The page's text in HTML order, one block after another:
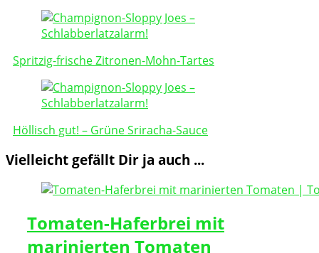
Post
Navigation
Spritzig-frische Zitronen-Mohn-Tartes
Höllisch gut! – Grüne Sriracha-Sauce
Vielleicht gefällt Dir ja auch ...
Tomaten-Haferbrei mit
marinierten Tomaten